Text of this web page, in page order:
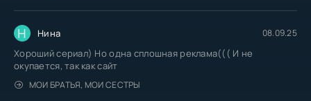
Н Нина 08.09.25
Хороший сериал) Но одна сплошная реклама((( И не
окупается, так как сайт
МОИ БРАТЬЯ, МОИ СЕСТРЫ